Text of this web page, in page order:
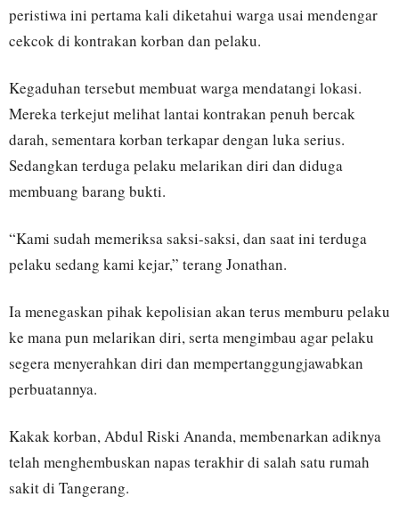
peristiwa ini pertama kali diketahui warga usai mendengar
cekcok di kontrakan korban dan pelaku.
Kegaduhan tersebut membuat warga mendatangi lokasi.
Mereka terkejut melihat lantai kontrakan penuh bercak
darah, sementara korban terkapar dengan luka serius.
Sedangkan terduga pelaku melarikan diri dan diduga
membuang barang bukti.
“Kami sudah memeriksa saksi-saksi, dan saat ini terduga
pelaku sedang kami kejar,” terang Jonathan.
Ia menegaskan pihak kepolisian akan terus memburu pelaku
ke mana pun melarikan diri, serta mengimbau agar pelaku
segera menyerahkan diri dan mempertanggungjawabkan
perbuatannya.
Kakak korban, Abdul Riski Ananda, membenarkan adiknya
telah menghembuskan napas terakhir di salah satu rumah
sakit di Tangerang.